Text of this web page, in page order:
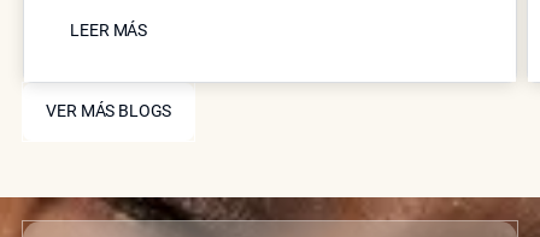
VER MÁS BLOGS
VER MÁS BLOGS
tensores proporcionan un efecto mecánico de
avanzados como Neustem ofrecen restauración
de volumen y estimulación de colágeno para un
LEER MÁS